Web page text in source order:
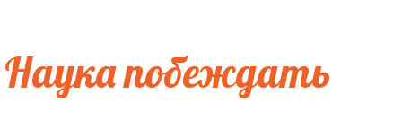
Наука побеждать